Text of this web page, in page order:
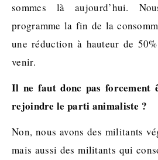
sommes là aujourd’hui.
programme la fin de la
une réduction à hauteur de
venir.
Il ne faut donc pas forcement
rejoindre le parti animaliste ?
Non, nous avons des militants
mais aussi des militants qui